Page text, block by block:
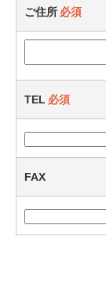
ご住所 必須
TEL 必須
FAX